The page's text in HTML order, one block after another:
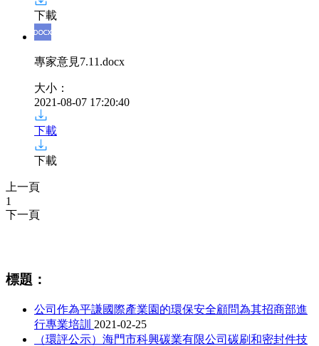
下載
專家意見7.11 .docx
大小：
2021-08-07 17:20:40
下載
下載
上一頁
1
下一頁
標題：
公司作為平謙國際產業園的環保安全顧問為其招商部進
行專業培訓 2021-02-25
（環評公示）海門市科興碳業有限公司碳刷和密封件技